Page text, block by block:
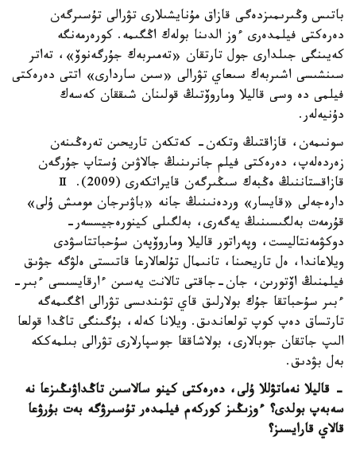
باتىس وڭىرىمىزدەگى قازاق مۇنايشىلارى تۋرالى تۇسىرگەن
دەرەكتى فيلمدەرى ءوز الدىنا بولەك اڭگىمە. كورەرمەنگە
كەيىنگى جىلدارى جول تارتقان «تەمىربەك جۇرگەنوۆ»، تەاتر
سىنشىسى اشىربەك سىعاي تۋرالى «سىن ساردارى» اتتى دەرەكتى
فيلمى دە وسى قاليلا وماروۆتىڭ قولىنان شىققان كەسەك
دۇنيەلەر.
سونىمەن، قازاقتىڭ وتكەن- كەتكەن تاريحىن تەرەڭىنەن
زەردەلەپ، دەرەكتى فيلم جانرىنىڭ جالاۋىن ۇستاپ جۇرگەن
قازاقستاننىڭ ەڭبەك سىڭىرگەن قايراتكەرى (2009). Ⅱ
دارەجەلى «قايسار» وردەنىنىڭ جانە «باۋىرجان مومىش ۇلى»
قۇرمەت بەلگىسىنىڭ يەگەرى، بەلگىلى كينورەجيسسەر-
دوكۋمەنتاليست، وپەراتور قاليلا وماروۆپەن سۇحباتتاسۋدى
ويلاعاندا، ەل تاريحىنا، تانىمال تۇلعالارعا قاتىستى ەلۋگە جۋىق
فيلمنىڭ اۆتورىن، جان-جاقتى تالانت يەسىن ءارقايسىسى ءبىر-
ءبىر سۇحباتقا جۇك بولارلىق قاي تۋىندىسى تۋرالى اڭگىمەگە
تارتساق دەپ كوپ تولعاندىق. ويلانا كەلە، بۇگىنگى تاڭدا قولعا
الىپ جاتقان جوبالارى، بولاشاققا جوسپارلارى تۋرالى بىلمەككە
بەل بۋدىق.
- قاليلا نەماتۋللا ۇلى، دەرەكتى كينو سالاسىن تاڭداۋىڭىزعا نە
سەبەپ بولدى؟ ءوزىڭىز كوركەم فيلمدەر تۇسىرۋگە بەت بۇرۋعا
قالاي قارايسىز؟